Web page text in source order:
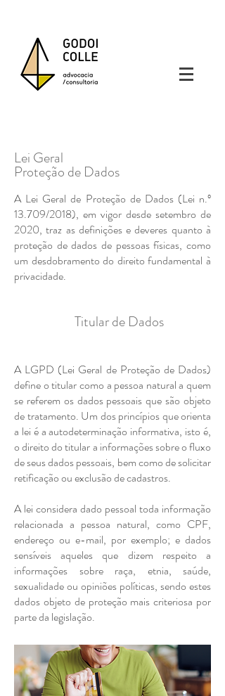
Lei Geral
Proteção de Dados
A Lei Geral de Proteção de Dados (Lei n.º
13.709/2018), em vigor desde setembro de
2020, traz as definições e deveres quanto à
proteção de dados de pessoas físicas, como
um desdobramento do direito fundamental à
privacidade.
Titular de Dados
A LGPD (Lei Geral de Proteção de Dados)
define o titular como a pessoa natural a quem
se referem os dados pessoais que são objeto
de tratamento. Um dos princípios que orienta
a lei é a autodeterminação informativa, isto é,
o direito do titular a informações sobre o fluxo
de seus dados pessoais, bem como de solicitar
retificação ou exclusão de cadastros.
A lei considera dado pessoal toda informação
relacionada a pessoa natural, como CPF,
endereço ou e-mail, por exemplo; e dados
sensíveis aqueles que dizem respeito a
informações sobre raça, etnia, saúde,
sexualidade ou opiniões políticas, sendo estes
dados objeto de proteção mais criteriosa por
parte da legislação.